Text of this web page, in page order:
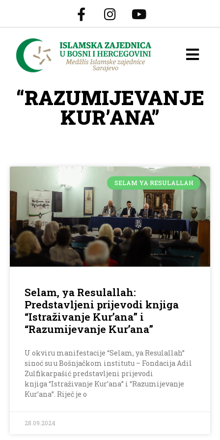
“RAZUMIJEVANJE
KUR’ANA”
SELAM YA RESULALLAH
Selam, ya Resulallah:
Predstavljeni prijevodi knjiga
“Istraživanje Kur’ana” i
“Razumijevanje Kur’ana”
U okviru manifestacije “Selam, ya Resulallah”
sinoć su u Bošnjačkom institutu – Fondacija Adil
Zulfikarpašić predstavljeni prijevodi
knjiga “Istraživanje Kur’ana” i “Razumijevanje
Kur’ana”. Riječ je o
28.09.2024